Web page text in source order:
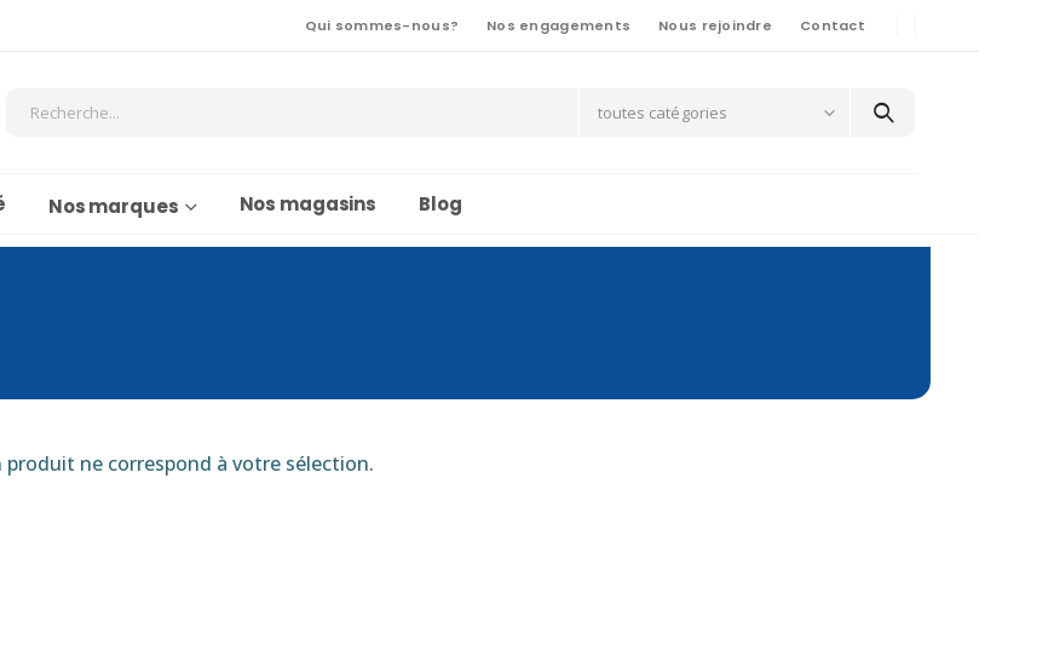
Qui sommes-nous? Nos engagements Nous rejoindre Contact
toutes catégories
Nos marques Nos magasins Blog
produit ne correspond à votre sélection.